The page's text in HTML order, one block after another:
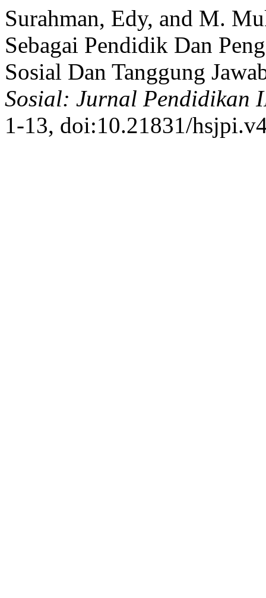
Surahman, Edy, and M.
Sebagai Pendidik Dan
Sosial Dan Tanggung
Sosial: Jurnal Pendidikan
1-13, doi:10.21831/